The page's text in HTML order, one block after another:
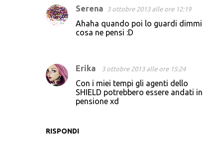
RISPONDI
Serena 3 ottobre 2013 alle ore 12:19
Ahaha quando poi lo guardi dimmi
cosa ne pensi :D
Erika 3 ottobre 2013 alle ore 15:24
Con i miei tempi gli agenti dello
SHIELD potrebbero essere andati in
pensione xd